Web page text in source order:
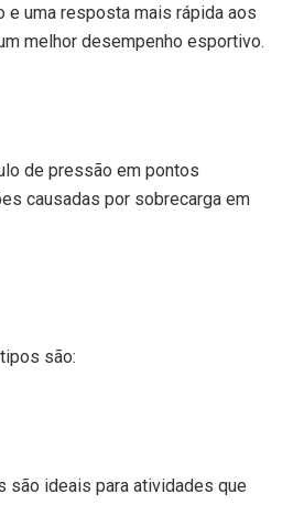
uma resposta mais rápida aos
melhor desempenho esportivo.
de pressão em pontos
causadas por sobrecarga em
são:
ideais para atividades que